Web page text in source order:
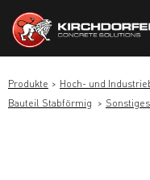
Inhalt
springen
Produkte Hoch- und
Bauteil Stabförmig